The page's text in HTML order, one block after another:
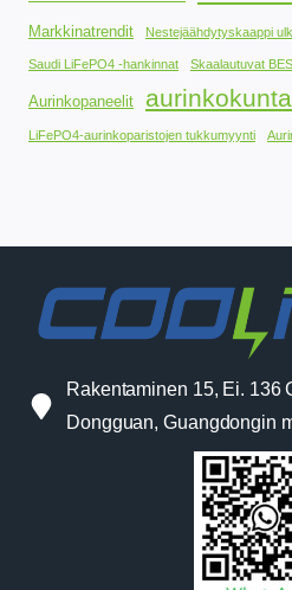
Markkinatrendit Nestejäähdytyskaappi
Saudi LiFePO4 -hankinnat Skaalautuvat
Aurinkopaneelit aurinkokunta
LiFePO4-aurinkoparistojen tukkumyynti
Rakentaminen 15, Ei. 136
Dongguan, Guangdongin